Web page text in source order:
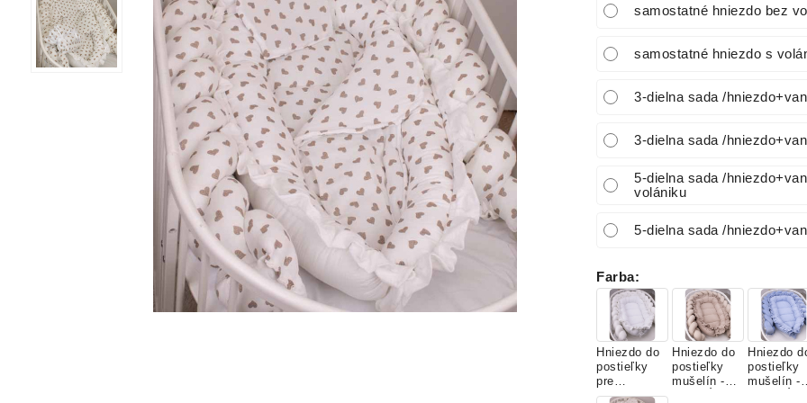
samostatné hniezdo bez
samostatné hniezdo s
3-dielna sada /
3-dielna sada /
5-dielna sada /
volániku
5-dielna sada /
Farba:
Hniezdo do
postieľky
pre
bábätko
Hniezdo do
postieľky
mušelín -
Hniezdo
postieľky
mušelín -